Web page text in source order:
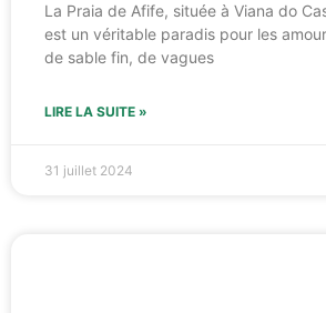
La Praia de Afife, située à Viana do
est un véritable paradis pour les
de sable fin, de vagues
LIRE LA SUITE »
31 juillet 2024